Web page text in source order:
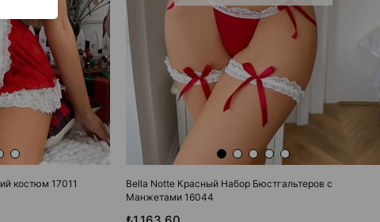
костюм 17011
Bella Notte Красный Набор Бюстгальтеров с
Манжетами 16044